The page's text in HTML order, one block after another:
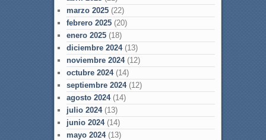
marzo 2025(22)
febrero 2025(20)
enero 2025(18)
diciembre 2024(13)
noviembre 2024(12)
octubre 2024(14)
septiembre 2024(12)
agosto 2024(14)
julio 2024(13)
junio 2024(14)
mayo 2024(13)